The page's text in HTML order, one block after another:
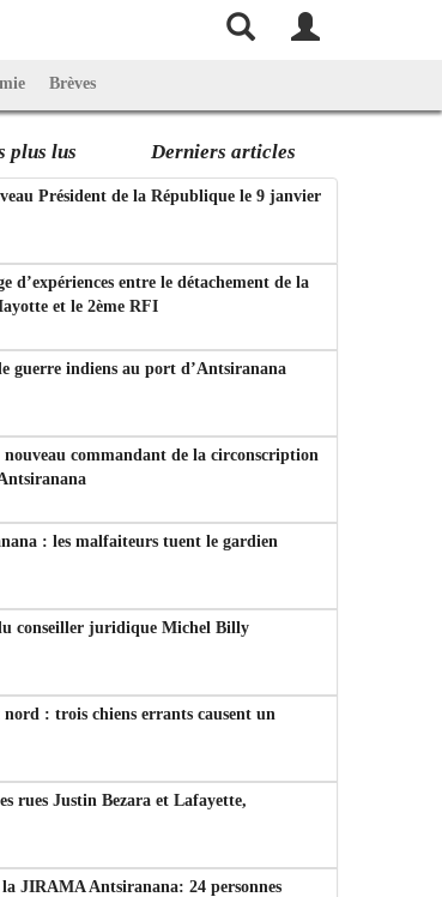
Brèves
plus lus Derniers articles
Président de la République le 9 janvier
d’expériences entre le détachement de la
et le 2ème RFI
guerre indiens au port d’Antsiranana
commandant de la circonscription
: les malfaiteurs tuent le gardien
conseiller juridique Michel Billy
: trois chiens errants causent un
rues Justin Bezara et Lafayette,
JIRAMA Antsiranana: 24 personnes